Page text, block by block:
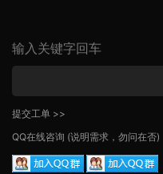
输入关键字回车
提交工单 >>
QQ在线咨询 (说明需求，勿问在否)